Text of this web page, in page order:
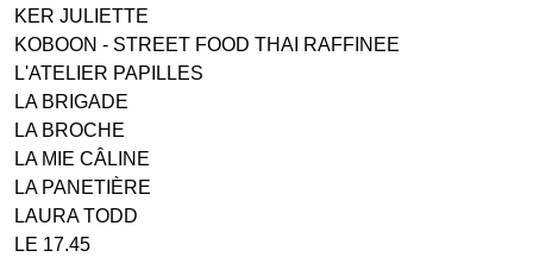
KER JULIETTE
KOBOON - STREET FOOD THAI RAFFINEE
L'ATELIER PAPILLES
LA BRIGADE
LA BROCHE
LA MIE CÂLINE
LA PANETIÈRE
LAURA TODD
LE 17.45